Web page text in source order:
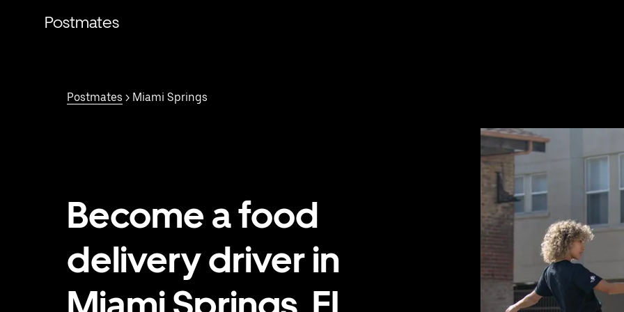
contenidoPostmates
Postmates > Miami Springs
Become a food
delivery driver in